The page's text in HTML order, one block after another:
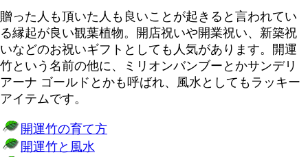
贈った人も頂いた人も良いことが起きると言われてい
る縁起が良い観葉植物。開店祝いや開業祝い、新築祝
いなどのお祝いギフトとしても人気があります。開運
竹という名前の他に、ミリオンバンブーとかサンデリ
アーナ ゴールドとかも呼ばれ、風水としてもラッキー
アイテムです。
開運竹の育て方
開運竹と風水